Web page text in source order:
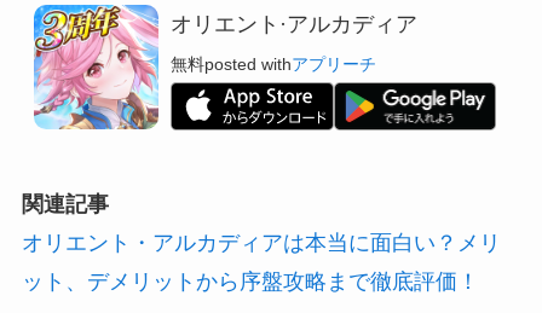
オリエント·アルカディア
無料posted withアプリーチ
関連記事
オリエント・アルカディアは本当に面白い？メリ
ット、デメリットから序盤攻略まで徹底評価！